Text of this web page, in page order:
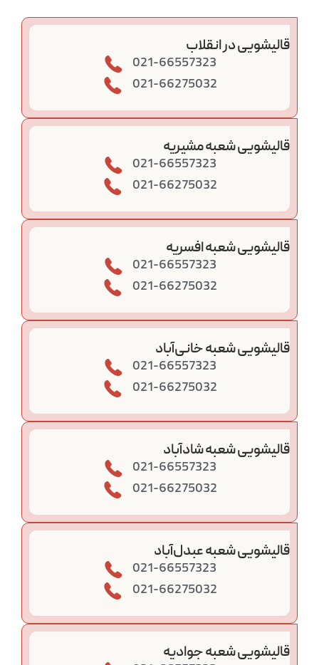
قالیشویی در انقلاب
021-66557323
021-66275032
قالیشویی شعبه مشیریه
021-66557323
021-66275032
قالیشویی شعبه افسریه
021-66557323
021-66275032
قالیشویی شعبه خانی‌آباد
021-66557323
021-66275032
قالیشویی شعبه شادآباد
021-66557323
021-66275032
قالیشویی شعبه عبدل‌آباد
021-66557323
021-66275032
قالیشویی شعبه جوادیه